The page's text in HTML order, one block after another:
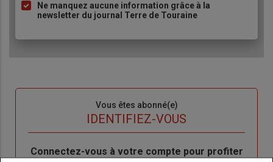
Ne manquez aucune information grâce à la
newsletter du journal Terre de Touraine
Vous êtes abonné(e)
IDENTIFIEZ-VOUS
Body
Connectez-vous à votre compte pour profiter